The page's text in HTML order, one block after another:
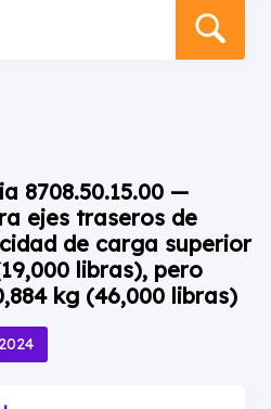
8708.50.15.00 —
ejes traseros de
de carga superior
libras), pero
kg (46,000 libras)
2024